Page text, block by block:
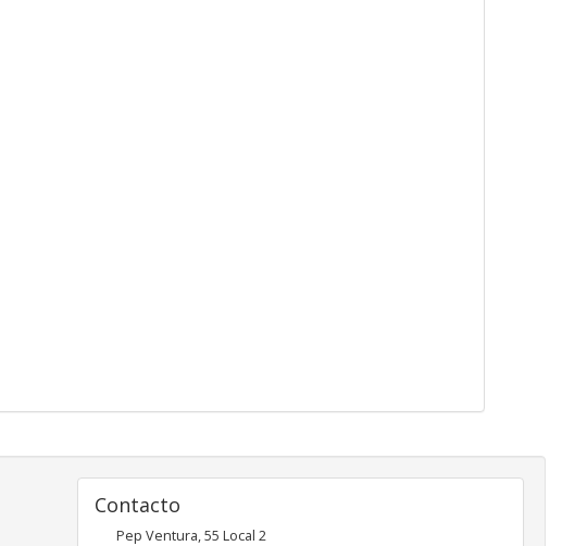
Contacto
Pep Ventura, 55 Local 2